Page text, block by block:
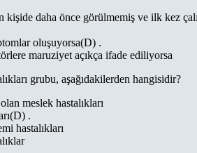
kişide daha önce görülmemiş ve ilk kez
oluşuyorsa(D) .
maruziyet açıkça ifade ediliyorsa
grubu, aşağıdakilerden hangisidir?
meslek hastalıkları
.
hastalıkları